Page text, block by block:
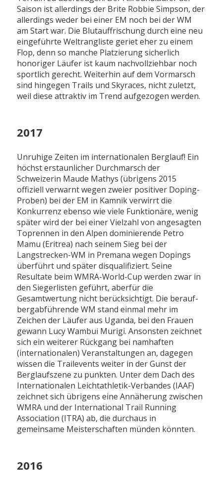
Saison ist allerdings der Brite Robbie Simpson, der
allerdings weder bei einer EM noch bei der WM
am Start war. Die Blutauffrischung durch eine neu
eingeführte Weltrangliste geriet eher zu einem
Flop, denn so manche Platzierung sicherlich
honoriger Läufer ist kaum nachvollziehbar noch
sportlich gerecht. Weiterhin auf dem Vormarsch
sind hingegen Trails und Skyraces, nicht zuletzt,
weil diese attraktiv im Trend aufgezogen werden.
2017
Unruhige Zeiten im internationalen Berglauf! Ein
höchst erstaunlicher Durchmarsch der
Schweizerin Maude Mathys (übrigens 2015
offiziell verwarnt wegen zweier positiver Doping-
Proben) bei der EM in Kamnik verwirrt die
Konkurrenz ebenso wie viele Funktionäre, wenig
später wird der bei einer Vielzahl von angesagten
Toprennen in den Alpen dominierende Petro
Mamu (Eritrea) nach seinem Sieg bei der
Langstrecken-WM in Premana wegen Dopings
überführt und später disqualifiziert. Seine
Resultate beim WMRA-World-Cup werden zwar in
den Siegerlisten geführt, aberfür die
Gesamtwertung nicht berücksichtigt. Die berauf-
bergabführende WM stand einmal mehr im
Zeichen der Läufer aus Uganda, bei den Frauen
gewann Lucy Wambui Murigi. Ansonsten zeichnet
sich ein weiterer Rückgang bei namhaften
(internationalen) Veranstaltungen an, dagegen
wissen die Trailevents weiter in der Gunst der
Berglaufszene zu punkten. Unter dem Dach des
Internationalen Leichtathletik-Verbandes (IAAF)
zeichnet sich übrigens eine Annäherung zwischen
WMRA und der International Trail Running
Association (ITRA) ab, die durchaus in
gemeinsame Meisterschaften münden könnten.
2016